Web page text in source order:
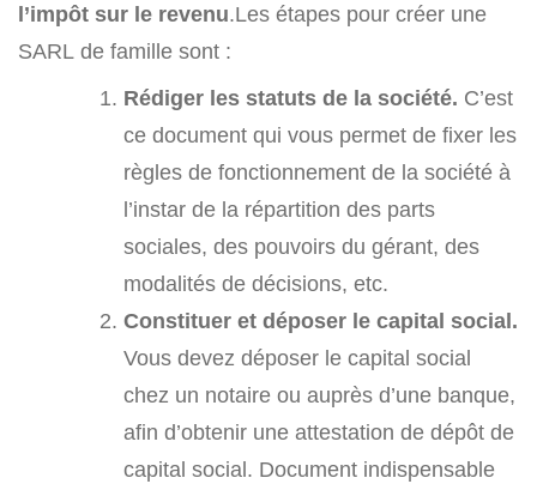
l’impôt sur le revenu.Les étapes pour créer une
SARL de famille sont :
Rédiger les statuts de la société. C’est
ce document qui vous permet de fixer les
règles de fonctionnement de la société à
l’instar de la répartition des parts
sociales, des pouvoirs du gérant, des
modalités de décisions, etc.
Constituer et déposer le capital social.
Vous devez déposer le capital social
chez un notaire ou auprès d’une banque,
afin d’obtenir une attestation de dépôt de
capital social. Document indispensable